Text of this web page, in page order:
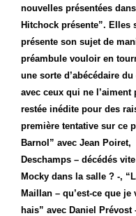
nouvelles présentées
Hitchock présente”. Elles
présente son sujet de
préambule vouloir en
une sorte d’abécédaire
avec ceux qui ne
restée inédite pour des
première tentative sur ce
Barnol” avec Jean Poiret,
Deschamps – décédés
Mocky dans la salle ? -,
Maillan – qu’est-ce que
hais” avec Daniel